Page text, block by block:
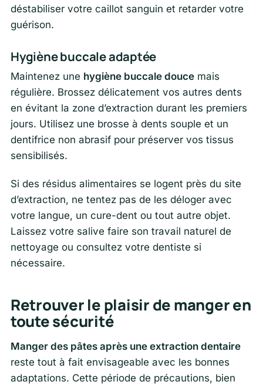
déstabiliser votre caillot sanguin et retarder votre
guérison.
Hygiène buccale adaptée
Maintenez une hygiène buccale douce mais
régulière. Brossez délicatement vos autres dents
en évitant la zone d’extraction durant les premiers
jours. Utilisez une brosse à dents souple et un
dentifrice non abrasif pour préserver vos tissus
sensibilisés.
Si des résidus alimentaires se logent près du site
d’extraction, ne tentez pas de les déloger avec
votre langue, un cure-dent ou tout autre objet.
Laissez votre salive faire son travail naturel de
nettoyage ou consultez votre dentiste si
nécessaire.
Retrouver le plaisir de manger en
toute sécurité
Manger des pâtes après une extraction dentaire
reste tout à fait envisageable avec les bonnes
adaptations. Cette période de précautions, bien